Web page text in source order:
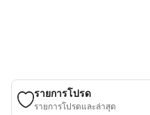
รายการโปรด
รายการโปรดและล่าสุด